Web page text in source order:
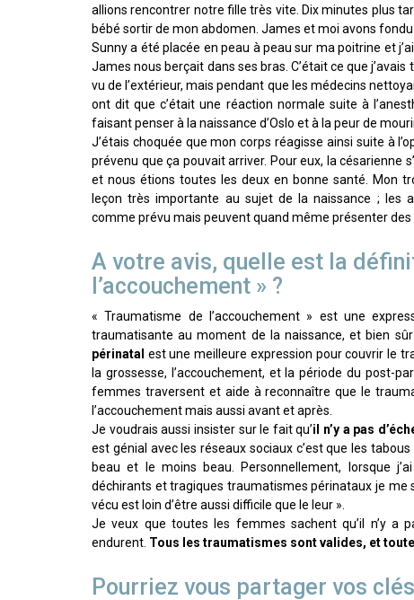
allions rencontrer notre fille très vite. Dix minutes plus
bébé sortir de mon abdomen. James et moi avons
Sunny a été placée en peau à peau sur ma poitrine et
James nous berçait dans ses bras. C’était ce que
vu de l’extérieur, mais pendant que les médecins
ont dit que c’était une réaction normale suite à
faisant penser à la naissance d’Oslo et à la peur de
J’étais choquée que mon corps réagisse ainsi suite à
prévenu que ça pouvait arriver. Pour eux, la césarienne
et nous étions toutes les deux en bonne santé. Mon
leçon très importante au sujet de la naissance ; les
comme prévu mais peuvent quand même présenter
A votre avis, quelle est la
l’accouchement » ?
« Traumatisme de l’accouchement » est une
traumatisante au moment de la naissance, et bien
périnatal est une meilleure expression pour couvrir le
la grossesse, l’accouchement, et la période du post-
femmes traversent et aide à reconnaître que le
l’accouchement mais aussi avant et après.
Je voudrais aussi insister sur le fait qu’il n’y a pas
est génial avec les réseaux sociaux c’est que les
beau et le moins beau. Personnellement, lorsque
déchirants et tragiques traumatismes périnataux je me
vécu est loin d’être aussi difficile que le leur ».
Je veux que toutes les femmes sachent qu’il n’y a
endurent. Tous les traumatismes sont valides, et
Pourriez vous partager vos